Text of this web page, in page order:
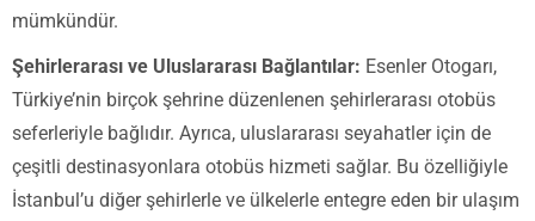
mümkündür.
Şehirlerarası ve Uluslararası Bağlantılar: Esenler Otogarı,
Türkiye’nin birçok şehrine düzenlenen şehirlerarası otobüs
seferleriyle bağlıdır. Ayrıca, uluslararası seyahatler için de
çeşitli destinasyonlara otobüs hizmeti sağlar. Bu özelliğiyle
İstanbul’u diğer şehirlerle ve ülkelerle entegre eden bir ulaşım